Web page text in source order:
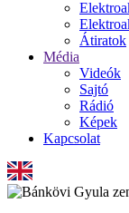
Átiratok
Média
Videók
Sajtó
Rádió
Képek
Kapcsolat